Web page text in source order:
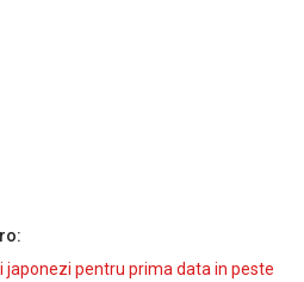
japonezi pentru prima data in peste